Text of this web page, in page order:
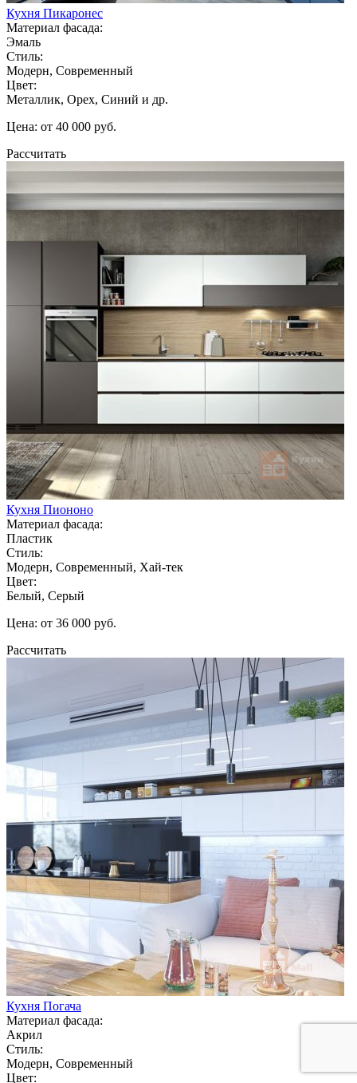
Кухня Пикаронес
Материал фасада:
Эмаль
Стиль:
Модерн, Современный
Цвет:
Металлик, Орех, Синий и др.
Цена: от 40 000 руб.
Рассчитать
Кухня Пиононо
Материал фасада:
Пластик
Стиль:
Модерн, Современный, Хай-тек
Цвет:
Белый, Серый
Цена: от 36 000 руб.
Рассчитать
Кухня Погача
Материал фасада:
Акрил
Стиль:
Модерн, Современный
Цвет: